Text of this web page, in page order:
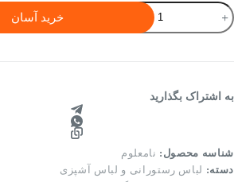
پیش
بند
کوتاه
خرید آسان
به اشتراک بگذارید
شناسه محصول: نامعلوم
دسته: لباس رستورانی و لباس آشپزی